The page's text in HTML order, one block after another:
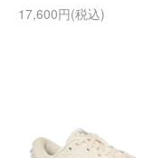
17,600円(税込)